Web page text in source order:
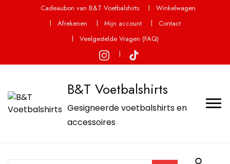
Cadeaubon van B&T Voetbalshirts
Winkelwagen
Afrekenen
Mijn account
Contact
Veelgestelde Vragen (FAQ)
B&T Voetbalshirts
Gesigneerde voetbalshirts en
accessoires